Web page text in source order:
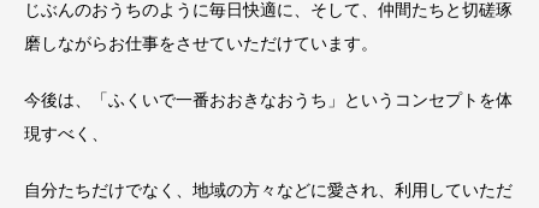
じぶんのおうちのように毎日快適に、そして、仲間たちと切磋琢
磨しながらお仕事をさせていただけています。
今後は、「ふくいで一番おおきなおうち」というコンセプトを体
現すべく、
自分たちだけでなく、地域の方々などに愛され、利用していただ